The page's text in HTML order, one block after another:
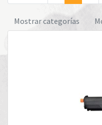
Mostrar categorías